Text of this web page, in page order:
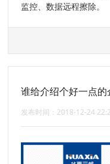
监控、数据远程擦除。
谁给介绍个好一点
发布时间：2018-12-24